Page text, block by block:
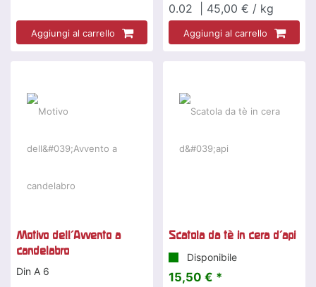
Aggiungi al carrello
0.02
| 45,00 € / kg
Aggiungi al carrello
Motivo dell'Avvento a
candelabro
Din A 6
Scatola da tè in cera d'api
Disponibile
15,50 € *